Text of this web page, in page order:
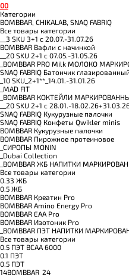
00
Категории
BOMBBAR, CHIKALAB, SNAQ FABRIQ
Все товары категории
__3 SKU 3+1 с 20.07.-31.07.26
BOMBBAR Вафли с начинкой
__20 SKU 2+1 с 07.05.-31.05.26
_BOMBBAR PRO Milk МОЛОКО
SNAQ FABRIQ Батончик глазированный
_10 SKU_2+1**_14.01.-31.01.26
_MAD FIT
_BOMBBAR КОКТЕЙЛИ
__20 SKU 2+1 с 28.01.-
SNAQ FABRIQ Кукурузные палочки
SNAQ FABRIQ Конфеты Qwikler minis
BOMBBAR Кукурузные палочки
BOMBBAR Пирожное протеиновое
_CИРОПЫ MONIN
_Dubai Collection
_BOMBBAR ЖБ НАПИТКИ
Все товары категории
0.33 ЖБ
0.5 ЖБ
BOMBBAR Креатин Pro
BOMBBAR Amino Energy Pro
BOMBBAR EAA Pro
BOMBBAR Изотоник Pro
_BOMBBAR ПЭТ НАПИТКИ
Все товары категории
0.5 ПЭТ ВСАА 6000
0.1 ПЭТ
0.5 ПЭТ
14BOMBBAR_24